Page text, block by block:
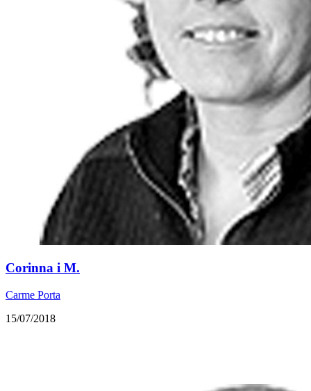
​Corinna i M.
Carme Porta
15/07/2018